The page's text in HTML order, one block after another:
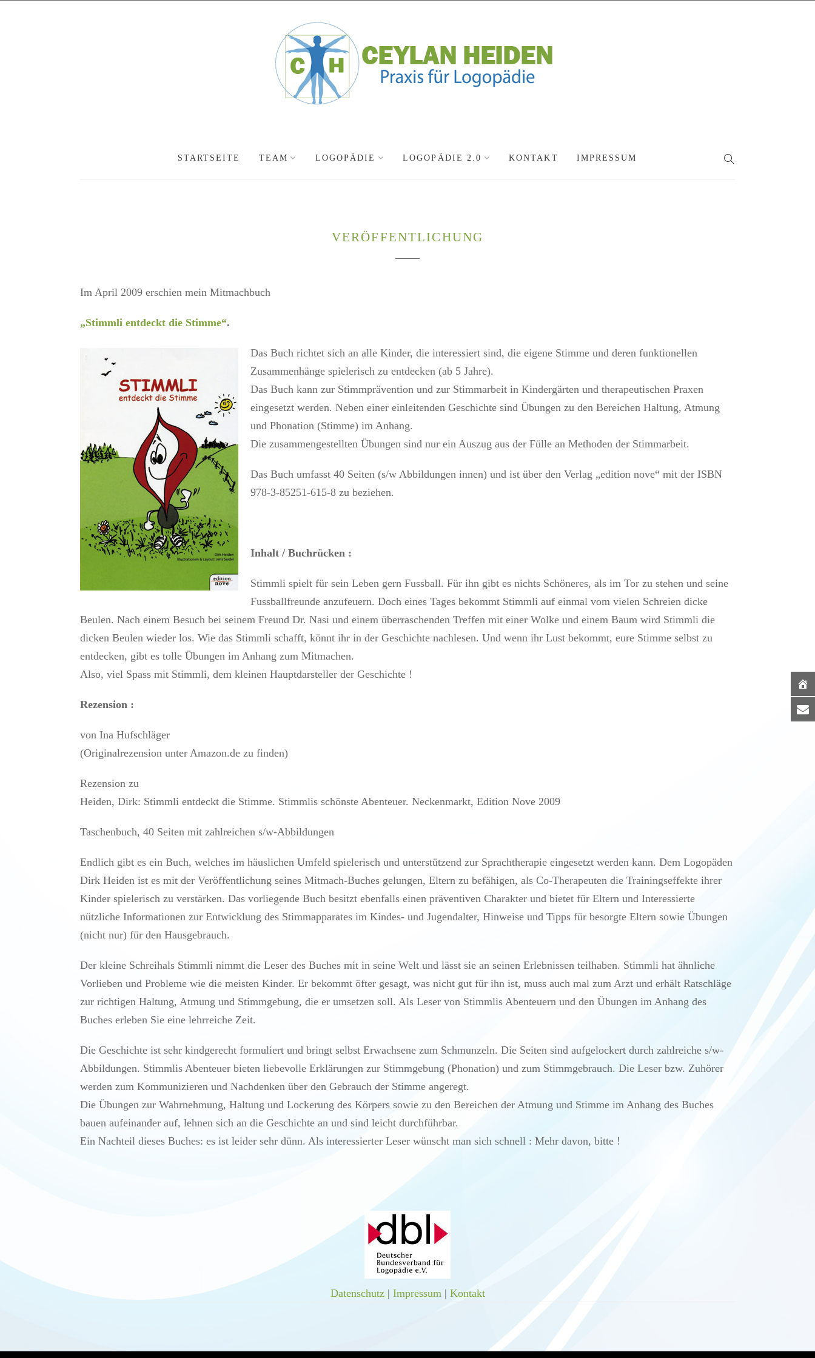
STARTSEITE TEAM LOGOPÄDIE LOGOPÄDIE 2.0 KONTAKT IMPRESSUM SEARCH
VERÖFFENTLICHUNG
Im April 2009 erschien mein Mitmachbuch
„Stimmli entdeckt die Stimme“.
Das Buch richtet sich an alle Kinder, die interessiert sind, die eigene Stimme und deren funktionellen
Zusammenhänge spielerisch zu entdecken (ab 5 Jahre).
Das Buch kann zur Stimmprävention und zur Stimmarbeit in Kindergärten und therapeutischen Praxen
eingesetzt werden. Neben einer einleitenden Geschichte sind Übungen zu den Bereichen Haltung, Atmung
und Phonation (Stimme) im Anhang.
Die zusammengestellten Übungen sind nur ein Auszug aus der Fülle an Methoden der Stimmarbeit.
Das Buch umfasst 40 Seiten (s/w Abbildungen innen) und ist über den Verlag „edition nove“ mit der ISBN
978-3-85251-615-8 zu beziehen.
Inhalt / Buchrücken :
Stimmli spielt für sein Leben gern Fussball. Für ihn gibt es nichts Schöneres, als im Tor zu stehen und seine
Fussballfreunde anzufeuern. Doch eines Tages bekommt Stimmli auf einmal vom vielen Schreien dicke
Beulen. Nach einem Besuch bei seinem Freund Dr. Nasi und einem überraschenden Treffen mit einer Wolke und einem Baum wird Stimmli die
dicken Beulen wieder los. Wie das Stimmli schafft, könnt ihr in der Geschichte nachlesen. Und wenn ihr Lust bekommt, eure Stimme selbst zu
entdecken, gibt es tolle Übungen im Anhang zum Mitmachen.
Also, viel Spass mit Stimmli, dem kleinen Hauptdarsteller der Geschichte !
Rezension :
von Ina Hufschläger
(Originalrezension unter Amazon.de zu finden)
Rezension zu
Heiden, Dirk: Stimmli entdeckt die Stimme. Stimmlis schönste Abenteuer. Neckenmarkt, Edition Nove 2009
Taschenbuch, 40 Seiten mit zahlreichen s/w-Abbildungen
Endlich gibt es ein Buch, welches im häuslichen Umfeld spielerisch und unterstützend zur Sprachtherapie eingesetzt werden kann. Dem Logopäden
Dirk Heiden ist es mit der Veröffentlichung seines Mitmach-Buches gelungen, Eltern zu befähigen, als Co-Therapeuten die Trainingseffekte ihrer
Kinder spielerisch zu verstärken. Das vorliegende Buch besitzt ebenfalls einen präventiven Charakter und bietet für Eltern und Interessierte
nützliche Informationen zur Entwicklung des Stimmapparates im Kindes- und Jugendalter, Hinweise und Tipps für besorgte Eltern sowie Übungen
(nicht nur) für den Hausgebrauch.
Der kleine Schreihals Stimmli nimmt die Leser des Buches mit in seine Welt und lässt sie an seinen Erlebnissen teilhaben. Stimmli hat ähnliche
Vorlieben und Probleme wie die meisten Kinder. Er bekommt öfter gesagt, was nicht gut für ihn ist, muss auch mal zum Arzt und erhält Ratschläge
zur richtigen Haltung, Atmung und Stimmgebung, die er umsetzen soll. Als Leser von Stimmlis Abenteuern und den Übungen im Anhang des
Buches erleben Sie eine lehrreiche Zeit.
Die Geschichte ist sehr kindgerecht formuliert und bringt selbst Erwachsene zum Schmunzeln. Die Seiten sind aufgelockert durch zahlreiche s/w-
Abbildungen. Stimmlis Abenteuer bieten liebevolle Erklärungen zur Stimmgebung (Phonation) und zum Stimmgebrauch. Die Leser bzw. Zuhörer
werden zum Kommunizieren und Nachdenken über den Gebrauch der Stimme angeregt.
Die Übungen zur Wahrnehmung, Haltung und Lockerung des Körpers sowie zu den Bereichen der Atmung und Stimme im Anhang des Buches
bauen aufeinander auf, lehnen sich an die Geschichte an und sind leicht durchführbar.
Ein Nachteil dieses Buches: es ist leider sehr dünn. Als interessierter Leser wünscht man sich schnell : Mehr davon, bitte !
Datenschutz| Impressum| Kontakt